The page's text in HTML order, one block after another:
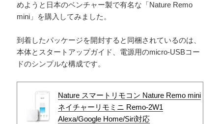
めようと日本のベンチャー製で有名な「Nature Remo
mini」を購入してみました。
到着したパッケージを開封すると同梱されているのは、
本体とスタートアップガイド、電源用のmicro-USBコー
ドのシンプルな構成です。
Nature スマートリモコン Nature Remo mini
ネイチャーリモミニ Remo-2W1
Alexa/Google Home/Siri対応